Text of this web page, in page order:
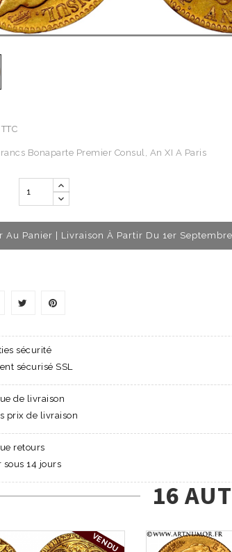
TTC
Bonaparte Premier Consul, An XI A Paris
Au Panier | Livraison À Partir Du 1er Septembre
sécurité
sécurisé SSL
de livraison
prix de livraison
retours
sous 14 jours
16
VENDU